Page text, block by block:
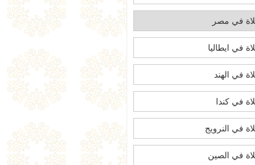
في مصر
في ايطاليا
في الهند
في كندا
في النرويج
في الصين